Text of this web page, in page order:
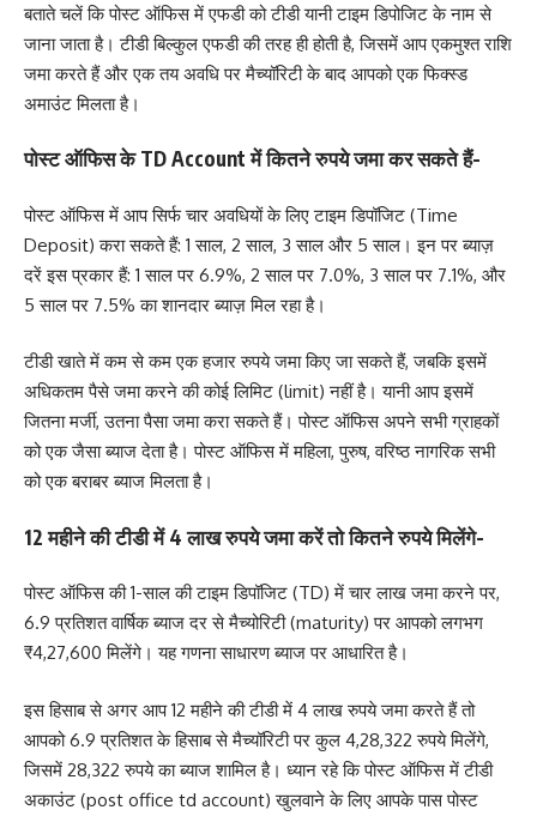
बताते चलें कि पोस्ट ऑफिस में एफडी को टीडी यानी टाइम डिपोजिट के नाम से
जाना जाता है। टीडी बिल्कुल एफडी की तरह ही होती है, जिसमें आप एकमुश्त राशि
जमा करते हैं और एक तय अवधि पर मैच्यॉरिटी के बाद आपको एक फिक्स्ड
अमाउंट मिलता है।
पोस्ट ऑफिस के TD Account में कितने रुपये जमा कर सकते हैं-
पोस्ट ऑफिस में आप सिर्फ चार अवधियों के लिए टाइम डिपॉजिट (Time
Deposit) करा सकते हैं: 1 साल, 2 साल, 3 साल और 5 साल। इन पर ब्याज़
दरें इस प्रकार हैं: 1 साल पर 6.9%, 2 साल पर 7.0%, 3 साल पर 7.1%, और
5 साल पर 7.5% का शानदार ब्याज़ मिल रहा है।
टीडी खाते में कम से कम एक हजार रुपये जमा किए जा सकते हैं, जबकि इसमें
अधिकतम पैसे जमा करने की कोई लिमिट (limit) नहीं है। यानी आप इसमें
जितना मर्जी, उतना पैसा जमा करा सकते हैं। पोस्ट ऑफिस अपने सभी ग्राहकों
को एक जैसा ब्याज देता है। पोस्ट ऑफिस में महिला, पुरुष, वरिष्ठ नागरिक सभी
को एक बराबर ब्याज मिलता है।
12 महीने की टीडी में 4 लाख रुपये जमा करें तो कितने रुपये मिलेंगे-
पोस्ट ऑफिस की 1-साल की टाइम डिपॉजिट (TD) में चार लाख जमा करने पर,
6.9 प्रतिशत वार्षिक ब्याज दर से मैच्योरिटी (maturity) पर आपको लगभग
₹4,27,600 मिलेंगे। यह गणना साधारण ब्याज पर आधारित है।
इस हिसाब से अगर आप 12 महीने की टीडी में 4 लाख रुपये जमा करते हैं तो
आपको 6.9 प्रतिशत के हिसाब से मैच्यॉरिटी पर कुल 4,28,322 रुपये मिलेंगे,
जिसमें 28,322 रुपये का ब्याज शामिल है। ध्यान रहे कि पोस्ट ऑफिस में टीडी
अकाउंट (post office td account) खुलवाने के लिए आपके पास पोस्ट